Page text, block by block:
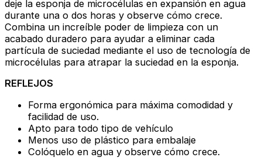
deje la esponja de microcélulas en expansión en agua
durante una o dos horas y observe cómo crece.
Combina un increíble poder de limpieza con un
acabado duradero para ayudar a eliminar cada
partícula de suciedad mediante el uso de tecnología de
microcélulas para atrapar la suciedad en la esponja.
REFLEJOS
Forma ergonómica para máxima comodidad y
facilidad de uso.
Apto para todo tipo de vehículo
Menos uso de plástico para embalaje
Colóquelo en agua y observe cómo crece.